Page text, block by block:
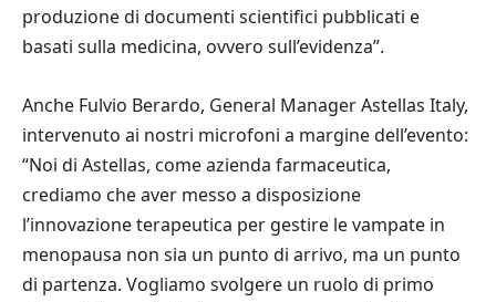
produzione di documenti scientifici pubblicati e
basati sulla medicina, ovvero sull’evidenza”.
Anche Fulvio Berardo, General Manager Astellas Italy,
intervenuto ai nostri microfoni a margine dell’evento:
“Noi di Astellas, come azienda farmaceutica,
crediamo che aver messo a disposizione
l’innovazione terapeutica per gestire le vampate in
menopausa non sia un punto di arrivo, ma un punto
di partenza. Vogliamo svolgere un ruolo di primo